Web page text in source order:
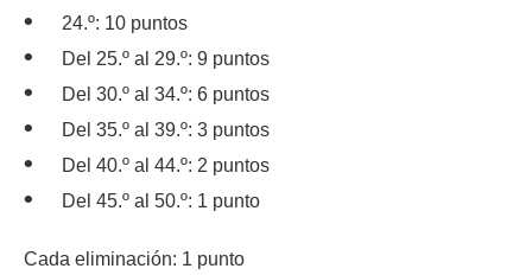
24.º: 10 puntos
Del 25.º al 29.º: 9 puntos
Del 30.º al 34.º: 6 puntos
Del 35.º al 39.º: 3 puntos
Del 40.º al 44.º: 2 puntos
Del 45.º al 50.º: 1 punto
Cada eliminación: 1 punto